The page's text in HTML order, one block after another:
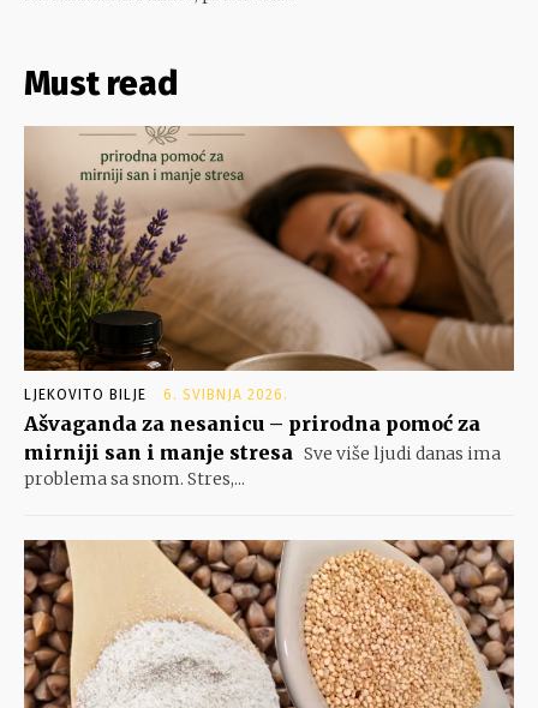
Must read
LJEKOVITO BILJE 6. SVIBNJA 2026.
Ašvaganda za nesanicu – prirodna pomoć za
mirniji san i manje stresa Sve više ljudi danas ima
problema sa snom. Stres,...